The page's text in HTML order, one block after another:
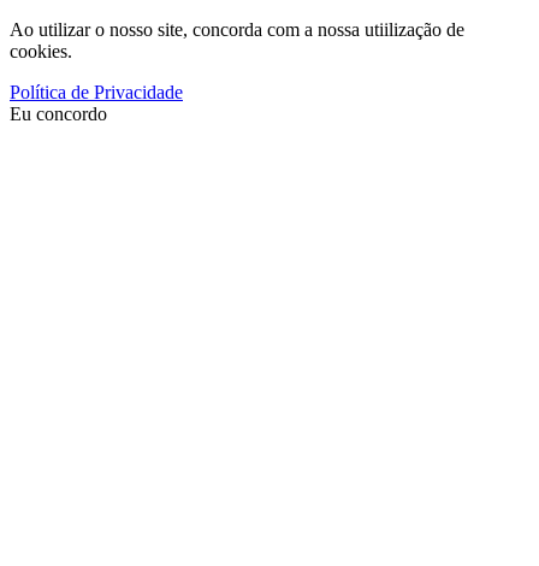
Ao utilizar o nosso site, concorda com a nossa utiilização de
cookies.
Política de Privacidade
Eu concordo